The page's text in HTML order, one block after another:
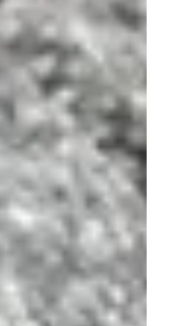
Flohsalux® von